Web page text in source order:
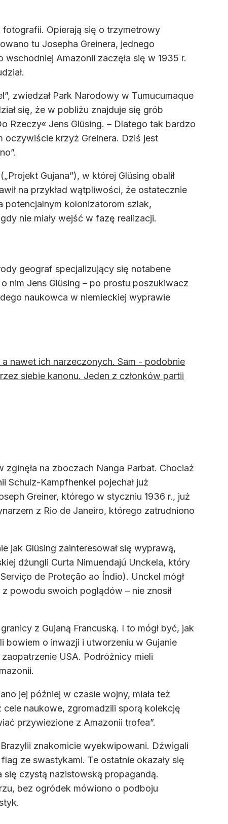
Opierają się o trzymetrowy
tu Josepha Greinera, jednego
Amazonii zaczęła się w 1935 r.
zwiedzał Park Narodowy w Tumucumaque
się, że w pobliżu znajduje się grób
Rzeczy« Jens Glüsing. – Dlatego tak bardzo
oczywiście krzyż Greinera. Dziś jest
Gujana”), w której Glüsing obalił
na przykład wątpliwości, że ostatecznie
potencjalnym kolonizatorom szlak,
nie miały wejść w fazę realizacji.
geograf specjalizujący się notabene
nim Jens Glüsing – po prostu poszukiwacz
naukowca w niemieckiej wyprawie
nawet ich narzeczonych. Sam - podobnie
siebie kanonu. Jeden z członków partii
zginęła na zboczach Nanga Parbat. Chociaż
Schulz-Kampfhenkel pojechał już
Greiner, którego w styczniu 1936 r., już
z Rio de Janeiro, którego zatrudniono
jak Glüsing zainteresował się wyprawą,
dżungli Curta Nimuendajú Unckela, który
de Proteção ao Índio). Unckel mógł
powodu swoich poglądów – nie znosił
z Gujaną Francuską. I to mógł być, jak
bowiem o inwazji i utworzeniu w Gujanie
USA. Podróżnicy mieli
jej później w czasie wojny, miała też
naukowe, zgromadzili sporą kolekcję
przywiezione z Amazonii trofea”.
znakomicie wyekwipowani. Dźwigali
ze swastykami. Te ostatnie okazały się
czystą nazistowską propagandą.
bez ogródek mówiono o podboju